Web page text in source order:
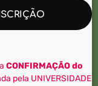
CONFIRMAÇÃO do
pela UNIVERSIDADE